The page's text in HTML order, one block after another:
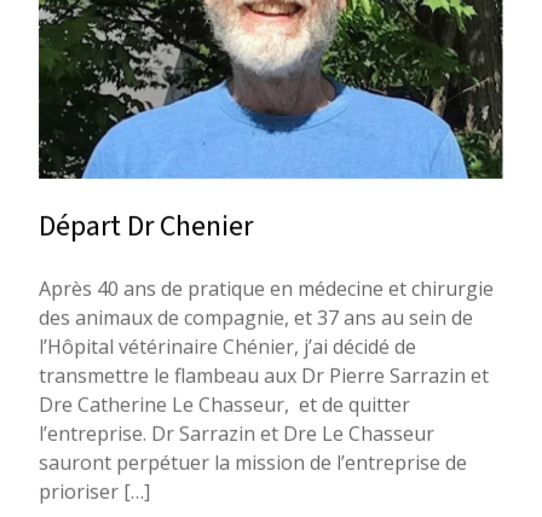
Départ Dr Chenier
Après 40 ans de pratique en médecine et chirurgie
des animaux de compagnie, et 37 ans au sein de
l’Hôpital vétérinaire Chénier, j’ai décidé de
transmettre le flambeau aux Dr Pierre Sarrazin et
Dre Catherine Le Chasseur, et de quitter
l’entreprise. Dr Sarrazin et Dre Le Chasseur
sauront perpétuer la mission de l’entreprise de
prioriser […]